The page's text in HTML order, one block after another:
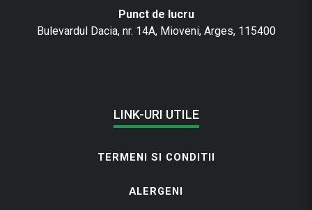
Punct de lucru
Bulevardul Dacia, nr. 14A, Mioveni, Arges, 115400
LINK-URI UTILE
TERMENI SI CONDITII
ALERGENI